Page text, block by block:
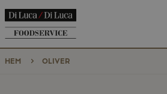
HEM OLIVER